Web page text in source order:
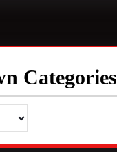
Categories